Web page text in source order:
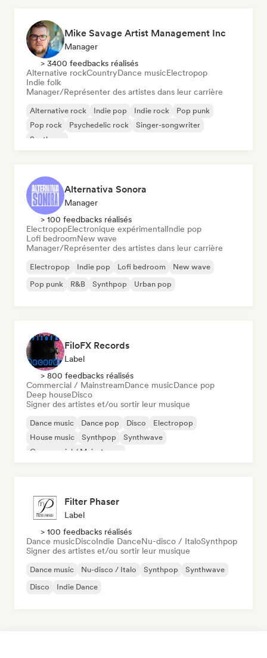
Mike Savage Artist Management Inc
Manager
> 3400 feedbacks réalisés
Alternative rockCountryDance musicElectropop
Indie folk
Manager/Représenter des artistes dans leur carrière
Alternative rock Indie pop Indie rock
Pop punk
Pop rock
Psychedelic rock
Singer-songwriter
Synthpop
Alternativa Sonora
Manager
> 100 feedbacks réalisés
ElectropopElectronique expérimentalIndie pop
Lofi bedroomNew wave
Manager/Représenter des artistes dans leur carrière
Electropop Indie pop Lofi bedroom
New wave
Pop punk
R&B Synthpop Urban pop
FiloFX Records
Label
> 800 feedbacks réalisés
Commercial / MainstreamDance musicDance pop
Deep houseDisco
Signer des artistes et/ou sortir leur musique
Dance music Dance pop Disco
Electropop
House music
Synthpop
Synthwave
Commercial / Mainstream
Filter Phaser
Label
> 100 feedbacks réalisés
Dance musicDiscoIndie DanceNu-disco / ItaloSynthpop
Signer des artistes et/ou sortir leur musique
Dance music Nu-disco / Italo Synthpop
Synthwave
Disco
Indie Dance